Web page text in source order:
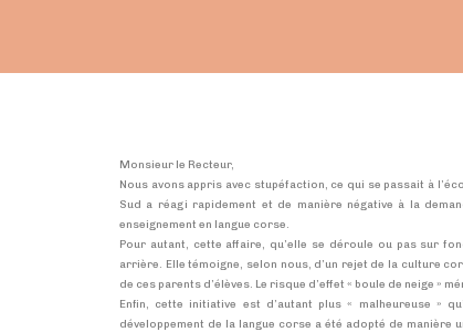
Monsieur le Recteur,
Nous avons appris avec stupéfaction, ce qui se passait à
Sud a réagi rapidement et de manière négative à la
enseignement en langue corse.
Pour autant, cette affaire, qu’elle se déroule ou pas sur
arrière. Elle témoigne, selon nous, d’un rejet de la culture
de ces parents d’élèves. Le risque d’effet « boule de neige »
Enfin, cette initiative est d’autant plus « malheureuse »
développement de la langue corse a été adopté de